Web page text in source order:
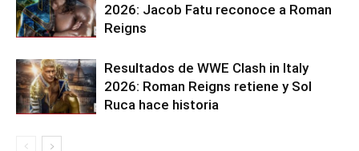
2026: Jacob Fatu reconoce a Roman
Reigns
Resultados de WWE Clash in Italy
2026: Roman Reigns retiene y Sol
Ruca hace historia